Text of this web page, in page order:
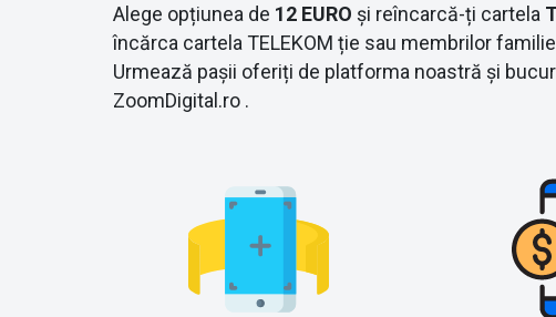
Alege opțiunea de 12 EURO și reîncarcă-ți cartela
încărca cartela TELEKOM ție sau membrilor
Urmează pașii oferiți de platforma noastră și
ZoomDigital.ro .